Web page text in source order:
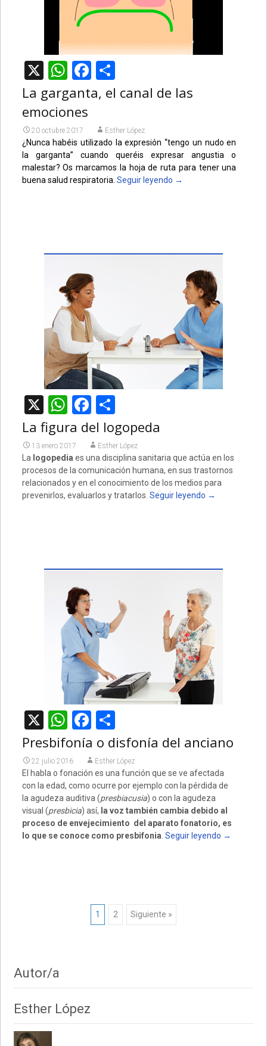
X WhatsApp
Facebook
Compartir
La garganta, el canal de las
emociones
20 octubre 2017 Esther López
¿Nunca habéis utilizado la expresión “tengo un nudo en
la garganta” cuando queréis expresar angustia o
malestar? Os marcamos la hoja de ruta para tener una
buena salud respiratoria. Seguir leyendo →
X WhatsApp
Facebook
Compartir
La figura del logopeda
13 enero 2017 Esther López
La logopedia es una disciplina sanitaria que actúa en los
procesos de la comunicación humana, en sus trastornos
relacionados y en el conocimiento de los medios para
prevenirlos, evaluarlos y tratarlos. Seguir leyendo →
X WhatsApp
Facebook
Compartir
Presbifonía o disfonía del anciano
22 julio 2016 Esther López
El habla o fonación es una función que se ve afectada
con la edad, como ocurre por ejemplo con la pérdida de
la agudeza auditiva (presbiacusia) o con la agudeza
visual (presbicia) así, la voz también cambia debido al
proceso de envejecimiento del aparato fonatorio, es
lo que se conoce como presbifonia Seguir leyendo →
navigation
1 2 Siguiente »
Autor/a
Esther López